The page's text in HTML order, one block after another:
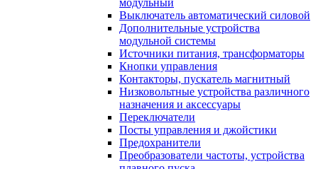
модульный
Выключатель автоматический силовой
Дополнительные устройства
модульной системы
Источники питания, трансформаторы
Кнопки управления
Контакторы, пускатель магнитный
Низковольтные устройства различного
назначения и аксессуары
Переключатели
Посты управления и джойстики
Предохранители
Преобразователи частоты, устройства